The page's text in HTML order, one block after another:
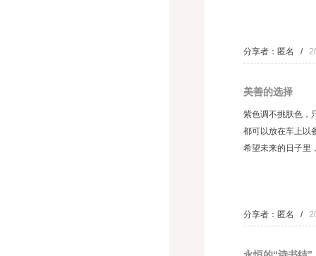
分享者：匿名 /
美善的选择
紫色调不挑肤色，
都可以放在车上以
希望未来的日子里
分享者：匿名 /